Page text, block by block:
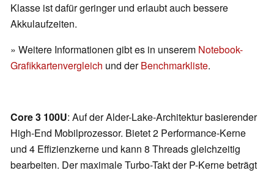
Klasse ist dafür geringer und erlaubt auch bessere
Akkulaufzeiten.
» Weitere Informationen gibt es in unserem Notebook-
Grafikkartenvergleich und derBenchmarkliste.
Core 3 100U: Auf der Alder-Lake-Architektur basierender
High-End Mobilprozessor. Bietet 2 Performance-Kerne
und 4 Effizienzkerne und kann 8 Threads gleichzeitig
bearbeiten. Der maximale Turbo-Takt der P-Kerne beträgt